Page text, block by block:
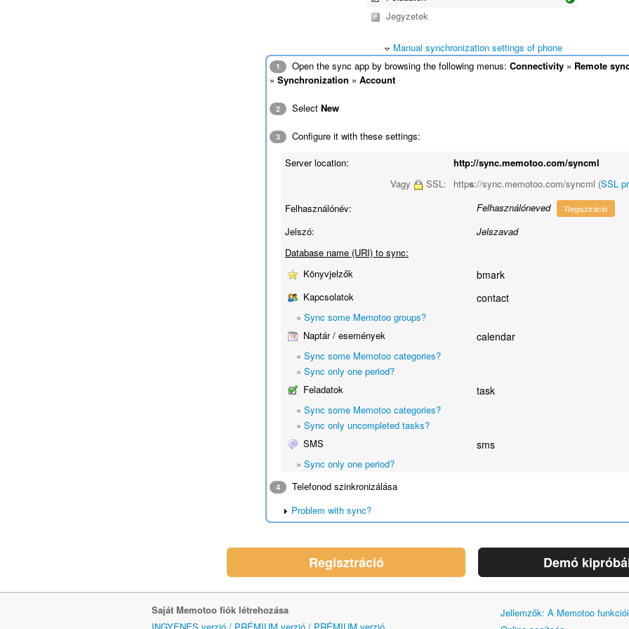
Jegyzetek
Manual synchronization settings of phone
1 Open the sync app by browsing the following menus: Connectivity » Remote
» Synchronization » Account
2 Select New
3
Configure it with these settings:
Server location:
http://sync.memotoo.com/syncml
Vagy
SSL: https://sync.memotoo.com/syncml (SSL
Felhasználónév:
Felhasználóneved Regisztráció
Jelszó:
Jelszavad
Database name (URI) to sync:
Könyvjelzők
bmark
Kapcsolatok contact
» Sync some Memotoo groups?
Naptár / események
calendar
» Sync some Memotoo categories?
» Sync only one period?
Feladatok
task
» Sync some Memotoo categories?
» Sync only uncompleted tasks?
SMS
sms
» Sync only one period?
4
Telefonod szinkronizálása
Problem with sync?
Regisztráció Demó
Saját Memotoo fiók létrehozása
Jellemzők: A Memotoo